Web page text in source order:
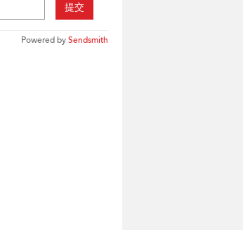
提交
Powered bySendsmith